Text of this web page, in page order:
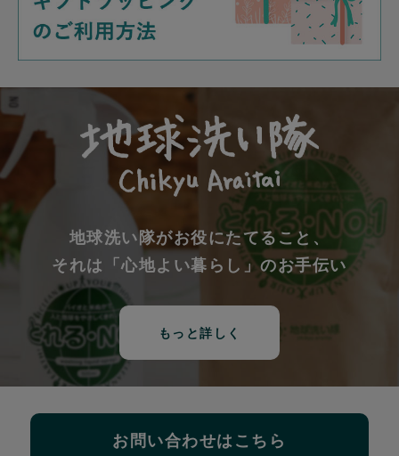
地球洗い隊がお役にたてること、
それは「心地よい暮らし」のお手伝い
もっと詳しく
お問い合わせはこちら